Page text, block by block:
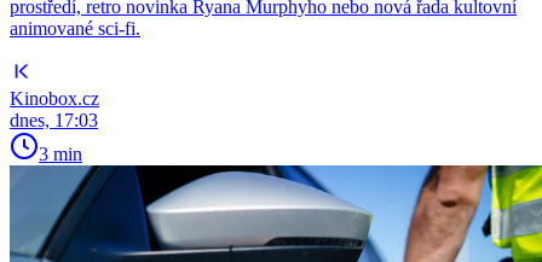
prostředí, retro novinka Ryana Murphyho nebo nová řada kultovní
animované sci-fi.
Kinobox.cz
dnes, 17:03
3 min